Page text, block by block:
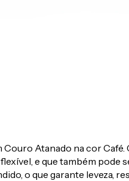
Couro Atanado na cor
e que também pode
o que garante leveza,